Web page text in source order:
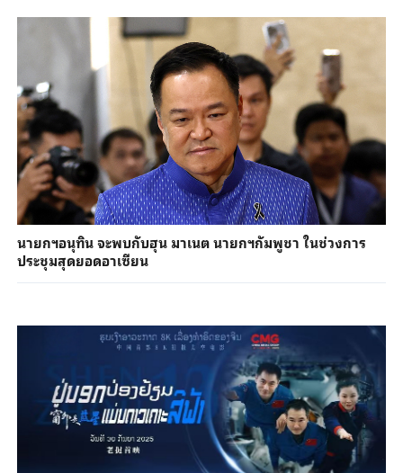
นายกฯอนุทิน จะพบกับฮุน มาเนต นายกฯกัมพูชา ในช่วงการ
ประชุมสุดยอดอาเซียน